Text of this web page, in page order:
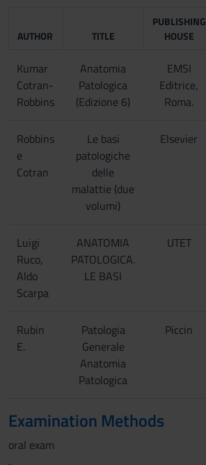
AUTHOR TITLE
PUBLISHING
HOUSE
Kumar
Cotran-
Robbins
Anatomia
Patologica
(Edizione 6)
EMSI
Editrice,
Roma.
Robbins
e
Cotran
Le basi
patologiche
delle
malattie (due
volumi)
Elsevier
Luigi
Ruco,
Aldo
Scarpa
ANATOMIA
PATOLOGICA.
LE BASI
UTET
Rubin
E.
Patologia
Generale
Anatomia
Patologica
Piccin
Examination Methods
oral exam